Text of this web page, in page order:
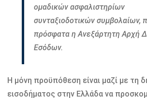
ομαδικών ασφαλιστηρίων
συνταξιοδοτικών συμβολαίων,
πρόσφατα η Ανεξάρτητη Αρχή
Εσόδων.
Η μόνη προϋπόθεση είναι μαζί με τη
εισοδήματος στην Ελλάδα να